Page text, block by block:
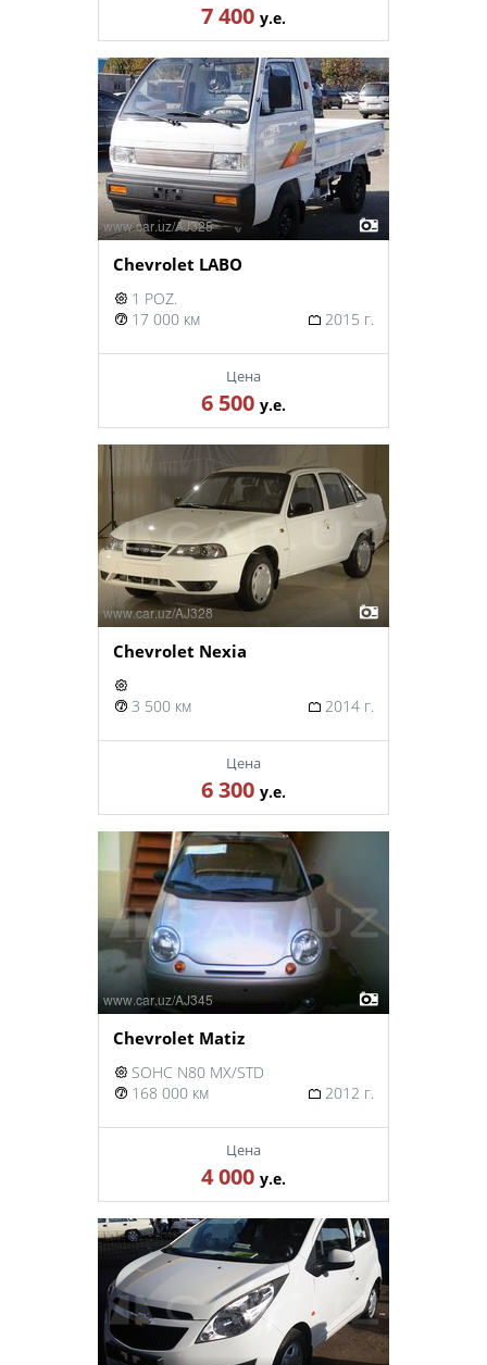
7 400 у.е.
Chevrolet LABO
1 POZ.
17 000 км
2015 г.
Цена
6 500 у.е.
Chevrolet Nexia
3 500 км 2014 г.
Цена
6 300 у.е.
Chevrolet Matiz
SOHC N80 MX/STD
168 000 км
2012 г.
Цена
4 000 у.е.